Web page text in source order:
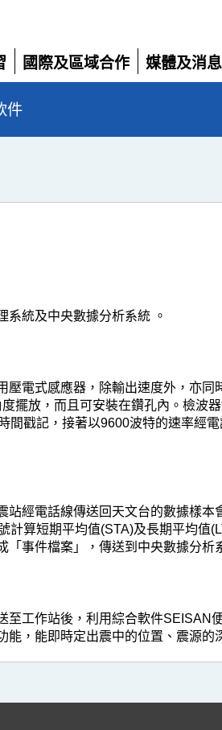
國際及區域合作
展
媒體及消息
展
件
統及中央數據分析系統 。
電式感應器，除輸出速度外，亦
擺放，而且可安裝在鑽孔內。檢波
戳記，接著以9600波特的速率經
經電話線傳送回天文台的數據樣
算短期平均值(STA)及長期平均值
事件檔案」，傳送到中央數據分析
工作站後，利用綜合軟件SEISAN
，能即時定出震中的位置、震源的